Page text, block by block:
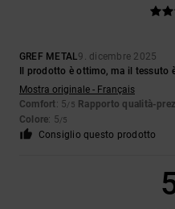
GREF METAL9. dicembre 2025
Il prodotto è ottimo, ma il
Mostra originale - Français
Comfort: 5/5 Rapporto qualità-
Colore: 5/5
Consiglio questo prodotto